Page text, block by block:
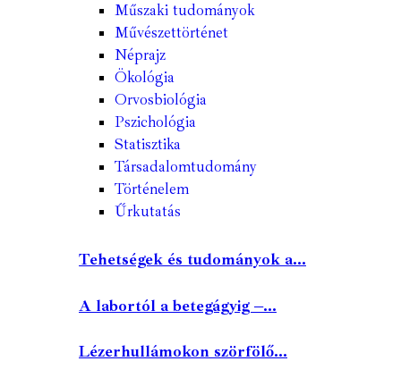
Műszaki tudományok
Művészettörténet
Néprajz
Ökológia
Orvosbiológia
Pszichológia
Statisztika
Társadalomtudomány
Történelem
Űrkutatás
Tehetségek és tudományok a...
A labortól a betegágyig –...
Lézerhullámokon szörfölő...